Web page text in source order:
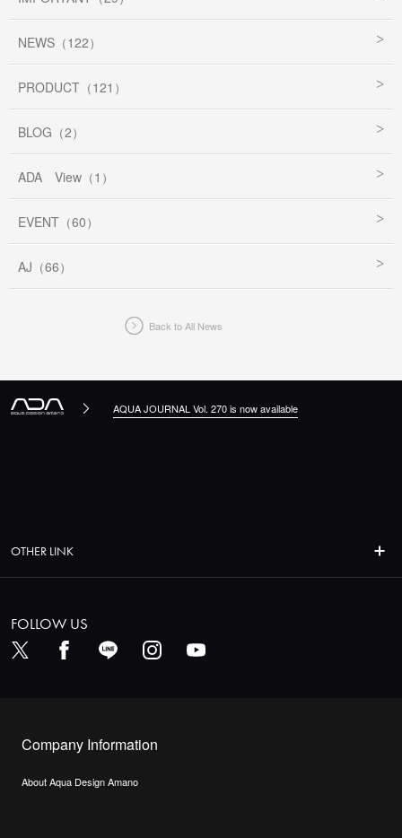
NEWS（122）
PRODUCT（121）
BLOG（2）
ADA View（1）
EVENT（60）
AJ（66）
Back to All News
AQUA JOURNAL Vol. 270 is now available
OTHER LINK
FOLLOW US
Company Information
About Aqua Design Amano